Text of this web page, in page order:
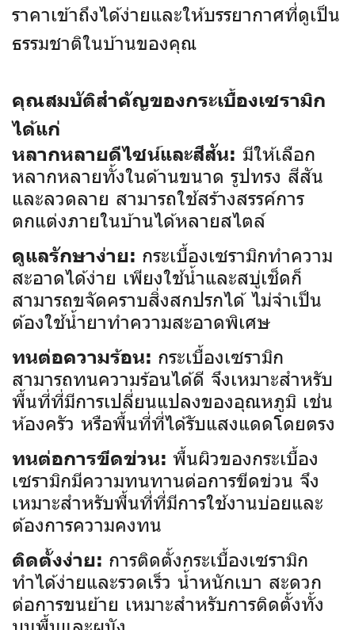
ราคาเข้าถึงได้ง่ายและให้บรรยากาศที่ดูเป็น
ธรรมชาติในบ้านของคุณ
คุณสมบัติสำคัญของกระเบื้องเซรามิก
ได้แก่
หลากหลายดีไซน์และสีสัน: มีให้เลือก
หลากหลายทั้งในด้านขนาด รูปทรง สีสัน
และลวดลาย สามารถใช้สร้างสรรค์การ
ตกแต่งภายในบ้านได้หลายสไตล์
ดูแลรักษาง่าย: กระเบื้องเซรามิกทำความ
สะอาดได้ง่าย เพียงใช้น้ำและสบู่เช็ดก็
สามารถขจัดคราบสิ่งสกปรกได้ ไม่จำเป็น
ต้องใช้น้ำยาทำความสะอาดพิเศษ
ทนต่อความร้อน: กระเบื้องเซรามิก
สามารถทนความร้อนได้ดี จึงเหมาะสำหรับ
พื้นที่ที่มีการเปลี่ยนแปลงของอุณหภูมิ เช่น
ห้องครัว หรือพื้นที่ที่ได้รับแสงแดดโดยตรง
ทนต่อการขีดข่วน: พื้นผิวของกระเบื้อง
เซรามิกมีความทนทานต่อการขีดข่วน จึง
เหมาะสำหรับพื้นที่ที่มีการใช้งานบ่อยและ
ต้องการความคงทน
ติดตั้งง่าย: การติดตั้งกระเบื้องเซรามิก
ทำได้ง่ายและรวดเร็ว น้ำหนักเบา สะดวก
ต่อการขนย้าย เหมาะสำหรับการติดตั้งทั้ง